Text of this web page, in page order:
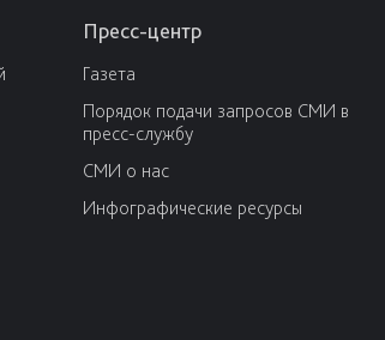
Пресс-центр
Газета
Порядок подачи запросов СМИ в
пресс-службу
СМИ о нас
Инфографические ресурсы